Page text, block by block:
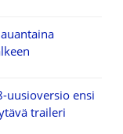
uusioversio ensi
traileri